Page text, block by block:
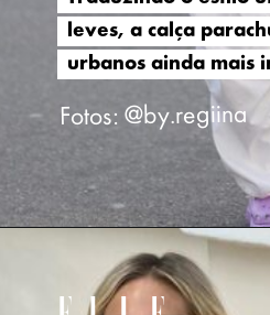
leves, a calça
urbanos ainda mais
leves, a calça
urbanos ainda mais
Fotos: @by.regiina